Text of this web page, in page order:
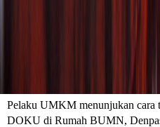
Pelaku UMKM menunjukan cara
DOKU di Rumah BUMN,